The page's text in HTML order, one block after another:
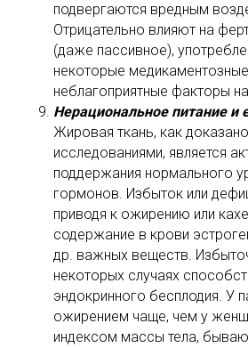
подвергаются вредным
Отрицательно влияют на
(даже пассивное),
некоторые
неблагоприятные факторы
Нерациональное питание и
Жировая ткань, как
исследованиями, является
поддержания нормального
гормонов. Избыток или
приводя к ожирению или
содержание в крови
др. важных веществ.
некоторых случаях
эндокринного бесплодия. У
ожирением чаще, чем у
индексом массы тела,